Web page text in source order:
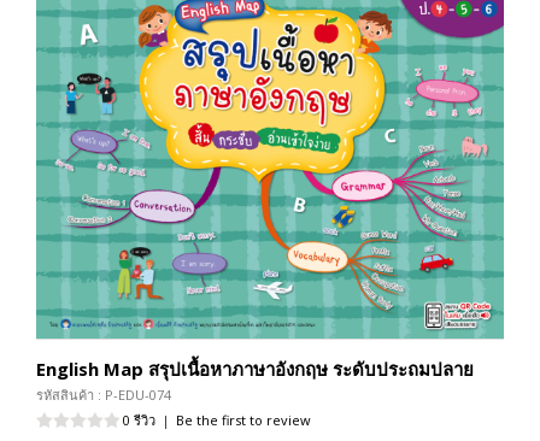
English Map สรุปเนื้อหาภาษาอังกฤษ ระดับประถมปลาย
รหัสสินค้า : P-EDU-074
0 รีวิว | Be the first to review